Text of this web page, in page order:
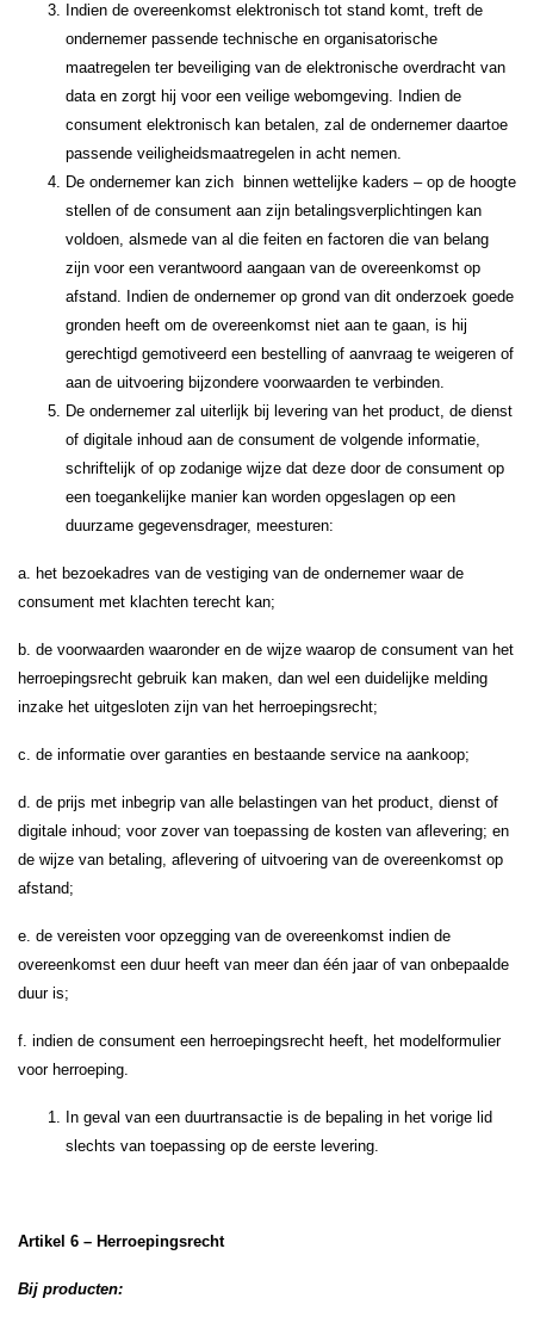
Indien de overeenkomst elektronisch tot stand komt, treft de
ondernemer passende technische en organisatorische
maatregelen ter beveiliging van de elektronische overdracht van
data en zorgt hij voor een veilige webomgeving. Indien de
consument elektronisch kan betalen, zal de ondernemer daartoe
passende veiligheidsmaatregelen in acht nemen.
De ondernemer kan zich binnen wettelijke kaders – op de hoogte
stellen of de consument aan zijn betalingsverplichtingen kan
voldoen, alsmede van al die feiten en factoren die van belang
zijn voor een verantwoord aangaan van de overeenkomst op
afstand. Indien de ondernemer op grond van dit onderzoek goede
gronden heeft om de overeenkomst niet aan te gaan, is hij
gerechtigd gemotiveerd een bestelling of aanvraag te weigeren of
aan de uitvoering bijzondere voorwaarden te verbinden.
De ondernemer zal uiterlijk bij levering van het product, de dienst
of digitale inhoud aan de consument de volgende informatie,
schriftelijk of op zodanige wijze dat deze door de consument op
een toegankelijke manier kan worden opgeslagen op een
duurzame gegevensdrager, meesturen:
a. het bezoekadres van de vestiging van de ondernemer waar de
consument met klachten terecht kan;
b. de voorwaarden waaronder en de wijze waarop de consument van het
herroepingsrecht gebruik kan maken, dan wel een duidelijke melding
inzake het uitgesloten zijn van het herroepingsrecht;
c. de informatie over garanties en bestaande service na aankoop;
d. de prijs met inbegrip van alle belastingen van het product, dienst of
digitale inhoud; voor zover van toepassing de kosten van aflevering; en
de wijze van betaling, aflevering of uitvoering van de overeenkomst op
afstand;
e. de vereisten voor opzegging van de overeenkomst indien de
overeenkomst een duur heeft van meer dan één jaar of van onbepaalde
duur is;
f. indien de consument een herroepingsrecht heeft, het modelformulier
voor herroeping.
In geval van een duurtransactie is de bepaling in het vorige lid
slechts van toepassing op de eerste levering.
Artikel 6 – Herroepingsrecht
Bij producten: